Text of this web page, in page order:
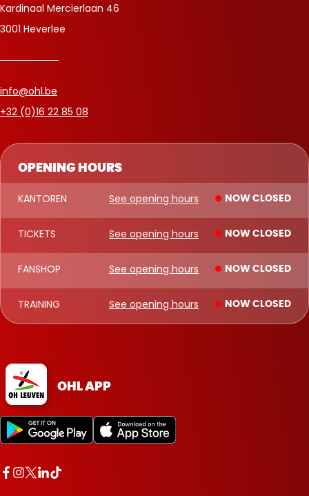
OPENING HOURS
KANTOREN See opening hours NOW CLOSED
TICKETS See opening hours NOW CLOSED
FANSHOP See opening hours NOW CLOSED
TRAINING See opening hours NOW CLOSED
Kardinaal Mercierlaan 46
3001 Heverlee
info@ohl.be
+32 (0)16 22 85 08
OHL APP